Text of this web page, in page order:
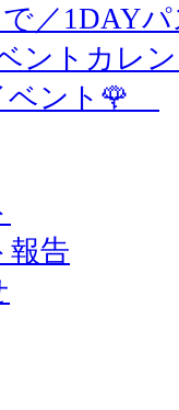
で／1DAY
ントカレ
ベント🌹
報告